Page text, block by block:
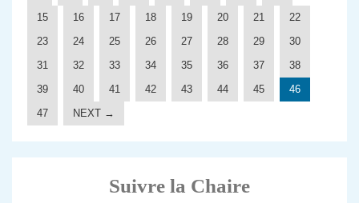
15
16 17 18 19 20 21
22
23
24 25 26 27 28 29
30
31
32 33 34 35 36 37
38
39
40 41 42 43 44 45
46
47
NEXT →
Suivre la Chaire